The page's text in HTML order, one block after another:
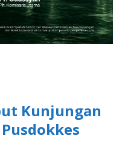
Kunjungan